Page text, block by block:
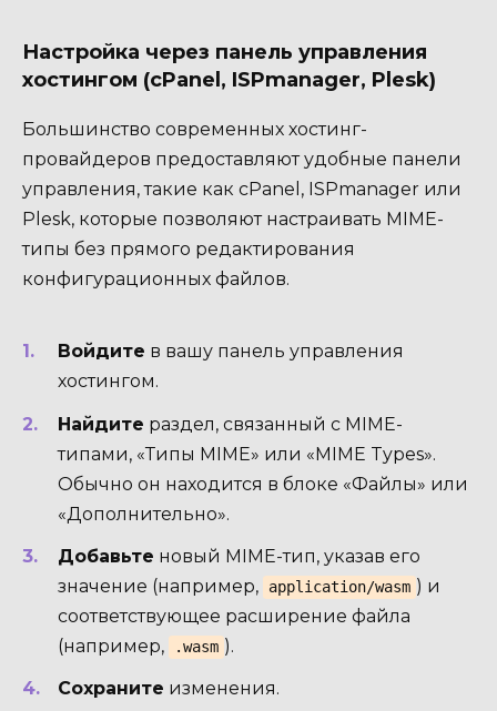
Настройка через панель управления
хостингом (cPanel, ISPmanager, Plesk)
Большинство современных хостинг-
провайдеров предоставляют удобные панели
управления, такие как cPanel, ISPmanager или
Plesk, которые позволяют настраивать MIME-
типы без прямого редактирования
конфигурационных файлов.
Войдите в вашу панель управления
хостингом.
Найдите раздел, связанный с MIME-
типами, «Типы MIME» или «MIME Types».
Обычно он находится в блоке «Файлы» или
«Дополнительно».
Добавьте новый MIME-тип, указав его
значение (например,
application/wasm ) и
соответствующее расширение файла
(например,
.wasm ).
Сохраните изменения.